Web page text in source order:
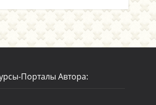
Порталы Автора: